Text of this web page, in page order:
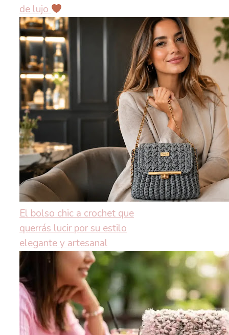
de lujo
El bolso chic a crochet que
querrás lucir por su estilo
elegante y artesanal